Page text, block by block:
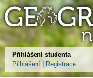
Přihlášení studenta
Přihlášení
Registrace